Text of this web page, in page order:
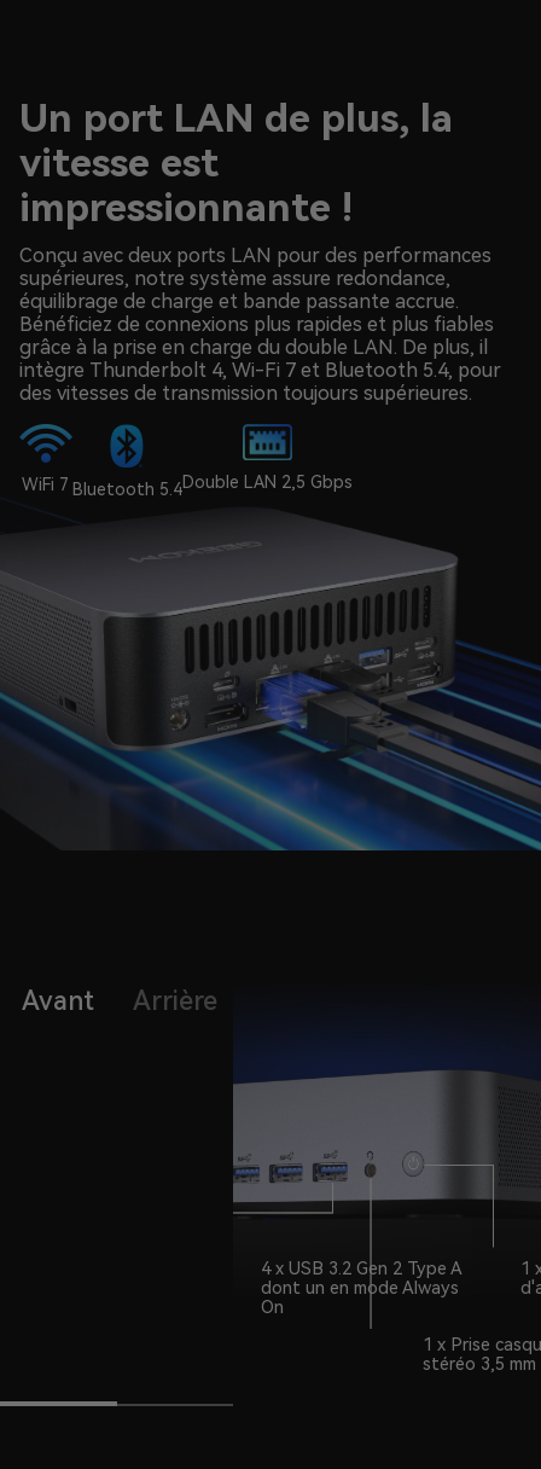
Un port LAN de plus, la
vitesse est
impressionnante !
Conçu avec deux ports LAN pour des performances
supérieures, notre système assure redondance,
équilibrage de charge et bande passante accrue.
Bénéficiez de connexions plus rapides et plus fiables
grâce à la prise en charge du double LAN. De plus, il
intègre Thunderbolt 4, Wi-Fi 7 et Bluetooth 5.4, pour
des vitesses de transmission toujours supérieures.
WiFi 7 Bluetooth 5.4Double LAN 2,5 Gbps
Avant Arrière
4 x USB 3.2 Gen 2 Type A
dont un en mode Always
On
1
1 x Prise
stéréo 3,5 mm